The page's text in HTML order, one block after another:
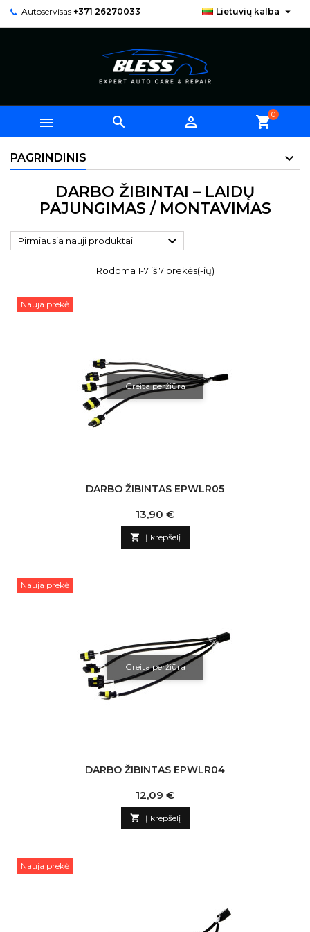
Autoservisas +371 26270033 Lietuvių kalba 
   shopping_cart0
PAGRINDINIS
DARBO ŽIBINTAI – LAIDŲ
PAJUNGIMAS / MONTAVIMAS
Pirmiausia nauji produktai 
Rodoma 1-7 iš 7 prekės(-ių)
Nauja prekė
Greita peržiūra
DARBO ŽIBINTAS EPWLR05
Kaina
13,90 €
 Į krepšelį
Nauja prekė
Greita peržiūra
DARBO ŽIBINTAS EPWLR04
Kaina
12,09 €
 Į krepšelį
Nauja prekė